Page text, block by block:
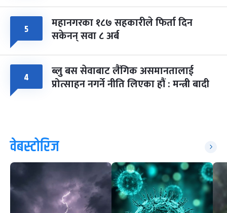
५ महानगरका १८७ सहकारीले फिर्ता दिन
सकेनन् सवा ८ अर्ब
४ ब्लु बस सेवाबाट लैंगिक असमानतालाई
प्रोत्साहन नगर्ने नीति लिएका हौं : मन्त्री बादी
वेबस्टोरिज